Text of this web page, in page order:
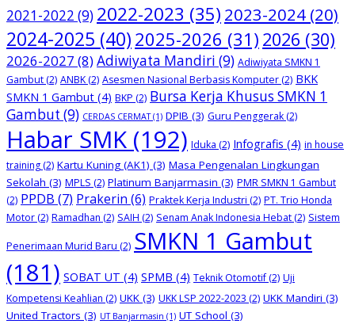
2021-2022 (9) 2022-2023 (35) 2023-2024 (20)
2024-2025 (40) 2025-2026 (31) 2026 (30)
2026-2027 (8)Adiwiyata Mandiri (9) Adiwiyata SMKN 1
Gambut (2) ANBK (2) Asesmen Nasional Berbasis Komputer (2) BKK
SMKN 1 Gambut (4) BKP (2) Bursa Kerja Khusus SMKN 1
Gambut (9) CERDAS CERMAT(1) DPIB (3) Guru Penggerak (2)
Habar SMK (192) Iduka (2) Infografis (4) in house
training (2) Kartu Kuning (AK1) (3) Masa Pengenalan Lingkungan
Sekolah (3) MPLS (2) Platinum Banjarmasin (3) PMR SMKN 1 Gambut
(2) PPDB (7) Prakerin (6) Praktek Kerja Industri (2) PT. Trio Honda
Motor (2) Ramadhan (2) SAIH (2) Senam Anak Indonesia Hebat (2) Sistem
Penerimaan Murid Baru (2) SMKN 1 Gambut
(181) SOBAT UT (4) SPMB (4) Teknik Otomotif(2) Uji
Kompetensi Keahlian (2) UKK (3) UKK LSP 2022-2023 (2) UKK Mandiri (3)
United Tractors (3) UT Banjarmasin (1) UT School (3)